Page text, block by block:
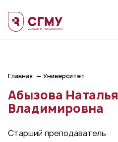
Главная Университет
Абызова Наталья
Владимировна
Старший преподаватель